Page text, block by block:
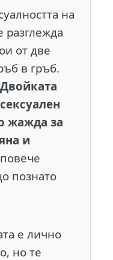
на
разглежда
от две
в гръб.
Двойката
жажда за
и
познато
е лично
но те